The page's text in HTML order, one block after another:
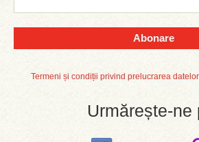
Abonare
Termeni și condiții privind prelucrarea
Urmărește-ne